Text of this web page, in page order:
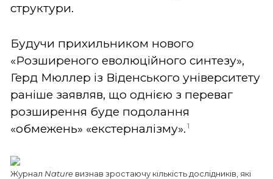
структури.
Будучи прихильником нового
«Розширеного еволюційного синтезу»,
Герд Мюллер із Віденського університету
раніше заявляв, що однією з переваг
розширення буде подолання
«обмежень» «екстерналізму». 1
Журнал Nature визнав зростаючу кількість дослідників, які